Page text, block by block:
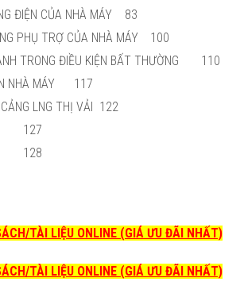
ĐIỆN CỦA NHÀ MÁY
83
PHỤ TRỢ CỦA NHÀ MÁY
100
TRONG ĐIỀU KIỆN BẤT THƯỜNG
110
NHÀ MÁY
117
LNG THỊ VẢI 122
127
128
TÀI LIỆU ONLINE (GIÁ ƯU ĐÃI NHẤT)
TÀI LIỆU ONLINE (GIÁ ƯU ĐÃI NHẤT)